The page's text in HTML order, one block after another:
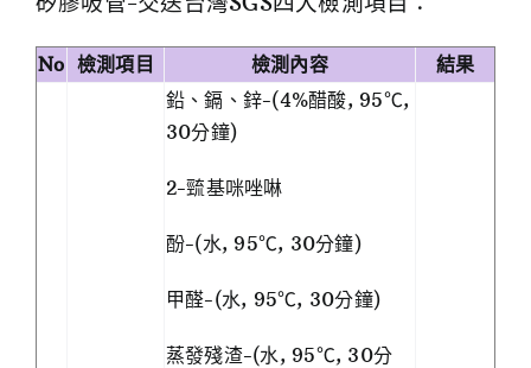
No 檢測項目 檢測內容 結果
鉛、鎘、鋅-(4%醋酸, 95℃,
30分鐘)
2-巰基咪唑啉
酚-(水, 95℃, 30分鐘)
甲醛-(水, 95℃, 30分鐘)
蒸發殘渣-(水, 95℃, 30分